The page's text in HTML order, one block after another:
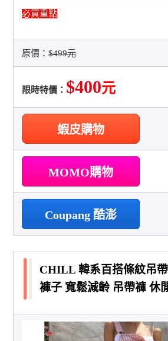
必買重點
原價：$499元
限時特價： $400元
蝦皮購物
MOMO購物
Coupang 酷澎
CHILL 韓系百搭條紋吊
褲子 寬鬆減齡 吊帶褲 休